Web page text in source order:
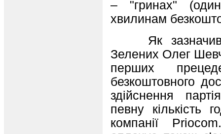
– "гринах"
хвилинам
Як зазначив
Зелених Олег
перших
безкоштовного
здiйснення
певну кiлькiсть
компанiї